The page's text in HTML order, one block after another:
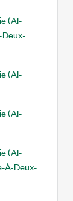
(AI-
(AI-
(AI-
(AI-
À-Deux-